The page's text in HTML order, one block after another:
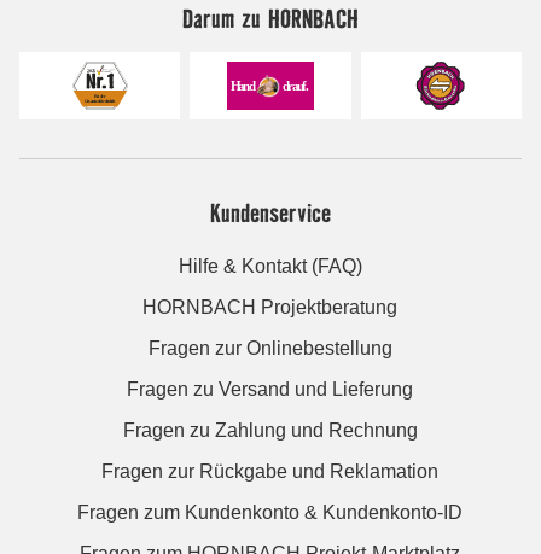
Darum zu HORNBACH
Kundenservice
Hilfe & Kontakt (FAQ)
HORNBACH Projektberatung
Fragen zur Onlinebestellung
Fragen zu Versand und Lieferung
Fragen zu Zahlung und Rechnung
Fragen zur Rückgabe und Reklamation
Fragen zum Kundenkonto & Kundenkonto-ID